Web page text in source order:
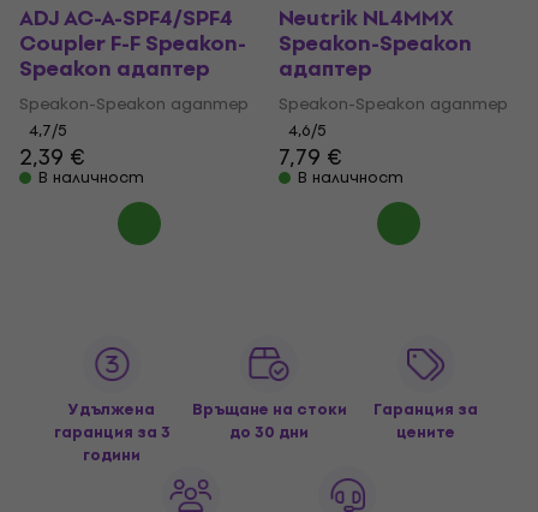
ADJ AC-A-SPF4/SPF4
Coupler F-F Speakon-
Speakon адаптер
Speakon-Speakon адаптер
4,7/5
2,39 €
В наличност
Neutrik NL4MMX
Speakon-Speakon
адаптер
Speakon-Speakon адаптер
4,6/5
7,79 €
В наличност
Удължена
гаранция за 3
години
Връщане на стоки
до 30 дни
Гаранция за
цените